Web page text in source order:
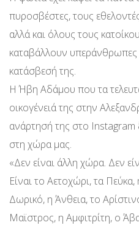
πυροσβέστες, τους
αλλά και όλους τους
καταβάλλουν υπεράνθρωπες
κατάσβεσή της.
Η Ήβη Αδάμου που τα
οικογένειά της στην
ανάρτησή της στο Instagram
στη χώρα μας.
«Δεν είναι άλλη χώρα. Δεν
Είναι το Αετοχώρι, τα
Δωρικό, η Άνθεια, το
Μαϊστρος, η Αμφιτρίτη, ο